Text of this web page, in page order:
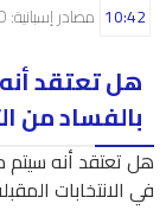
مصادر إسبانية: 70 ألفا غادروا سبتة.. وسيتم نقل قاصرين للبر الرئيسي 10:42
هل تعتقد
بالفساد من
هل تعتقد أنه
في الانتخابات